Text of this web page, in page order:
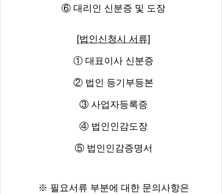
⑥ 대리인 신분증 및 도장
[법인신청시 서류]
① 대표이사 신분증
② 법인 등기부등본
③ 사업자등록증
④ 법인인감도장
⑤ 법인인감증명서
※ 필요서류 부분에 대한 문의사항은